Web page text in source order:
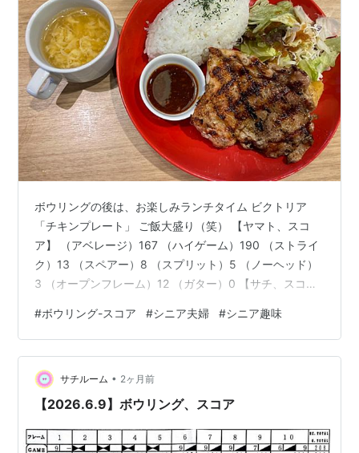
ボウリングの後は、お楽しみランチタイム ビクトリア
「チキンプレート」 ご飯大盛り（笑） 【ヤマト、スコ
ア】 （アベレージ）167 （ハイゲーム）190 （ストライ
ク）13 （スペアー）8 （スプリット）5 （ノーヘッド）
3 （オープンフレーム）12 （ガター）0 【サチ、スコ
ク）12 （スペアー）10 （スプリット）2 （ノーヘッド）
10 （オープンフレーム）12 （ガター）1 なんと！ ボウ
リング人生初のパンチアウト達成！ しかも、2ゲーム連
続。おまけにフォースなんて〜＼(^o^)／ まぐれでも嬉し
いです☺️ 【ボウリング場】 札幌…
#ボウリング-スコア #シニア夫婦 #シニア趣味
サチルーム • 2ヶ月前
【2026.6.9】ボウリング、スコア